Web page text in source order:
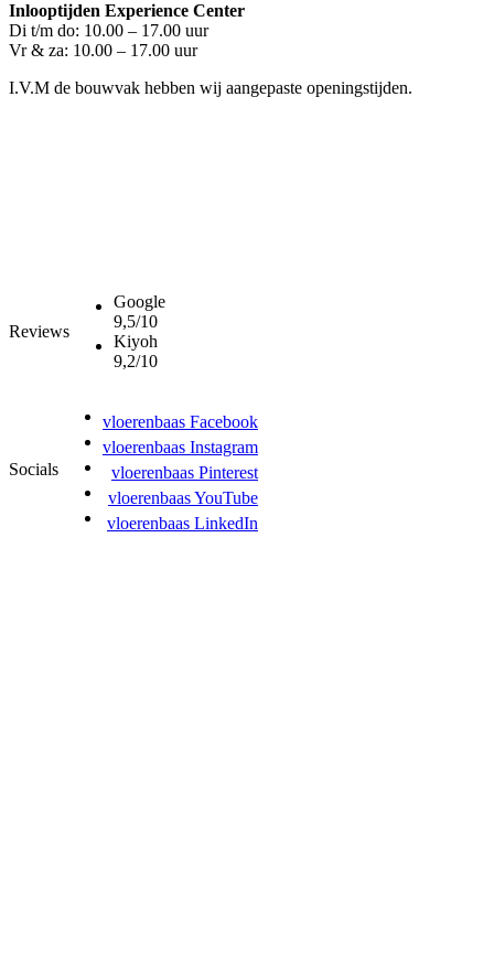
Inlooptijden Experience Center
Di t/m do: 10.00 – 17.00 uur
Vr & za: 10.00 – 17.00 uur
I.V.M de bouwvak hebben wij aangepaste openingstijden.
Reviews
Google
9,5/10
Kiyoh
9,2/10
Socials
vloerenbaas Facebook
vloerenbaas Instagram
vloerenbaas Pinterest
vloerenbaas YouTube
vloerenbaas LinkedIn